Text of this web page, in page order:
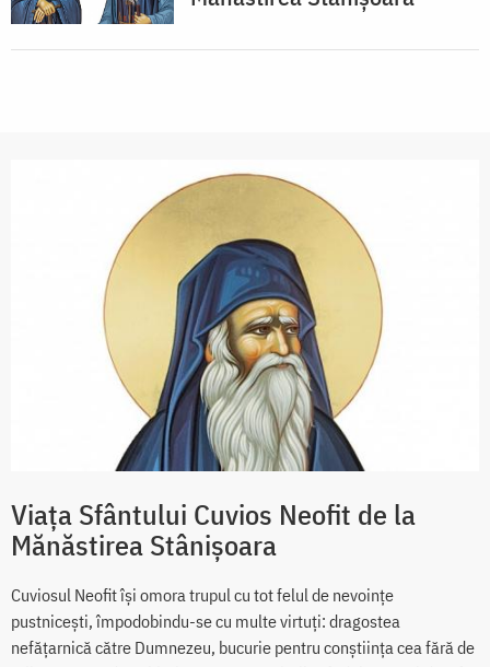
Viața Sfântului Cuvios Neofit de la
Mănăstirea Stânișoara
Cuviosul Neofit își omora trupul cu tot felul de nevoințe
pustnicești, împodobindu-se cu multe virtuți: dragostea
nefățarnică către Dumnezeu, bucurie pentru conștiința cea fără de